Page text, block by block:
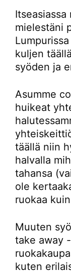
mielestäni
kuljen
syöden ja
Asumme
huikeat
täällä niin
halvalla
tahansa
ole
ruokaa
Muuten
take away
kuten